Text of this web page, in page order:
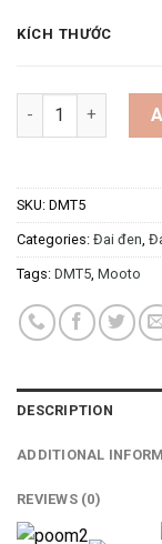
KÍCH THƯỚC
Quantity
SKU: DMT5
Categories: Đai đen
Tags: DMT5 Mooto
DESCRIPTION
ADDITIONAL
REVIEWS (0)